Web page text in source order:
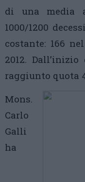
di una media
1000/1200
costante: 166
2012.
raggiunto quota
Mons.
Carlo
Galli
ha